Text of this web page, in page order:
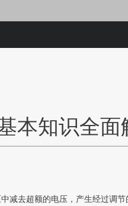
本知识全面
超额的电压，产生经过调节